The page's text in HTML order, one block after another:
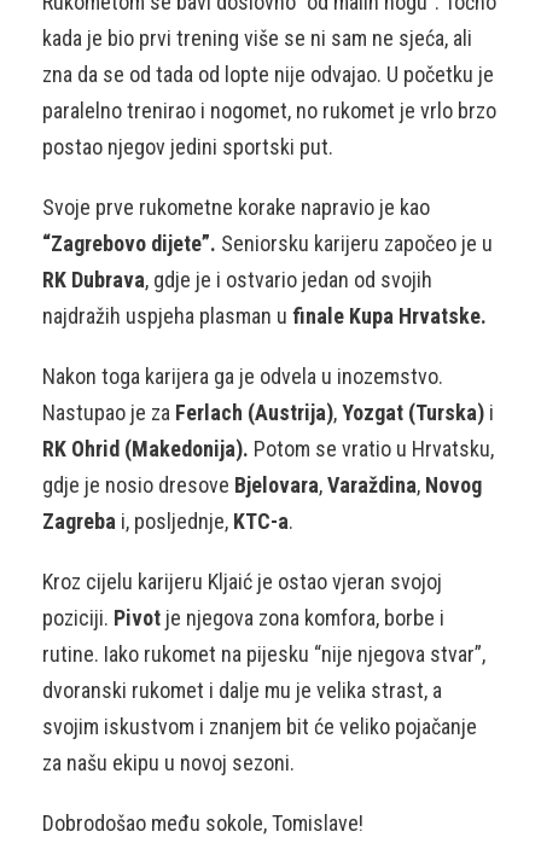
kada je bio prvi trening više se ni sam ne sjeća, ali
zna da se od tada od lopte nije odvajao. U početku je
paralelno trenirao i nogomet, no rukomet je vrlo brzo
postao njegov jedini sportski put.
Svoje prve rukometne korake napravio je kao
“Zagrebovo dijete”. Seniorsku karijeru započeo je u
RK Dubrava, gdje je i ostvario jedan od svojih
najdražih uspjeha plasman u finale Kupa Hrvatske.
Nakon toga karijera ga je odvela u inozemstvo.
Nastupao je za Ferlach (Austrija),Yozgat (Turska) i
RK Ohrid (Makedonija). Potom se vratio u Hrvatsku,
gdje je nosio dresove Bjelovara,Varaždina, Novog
Zagreba i, posljednje, KTC-a.
Kroz cijelu karijeru Kljaić je ostao vjeran svojoj
poziciji. Pivot je njegova zona komfora, borbe i
rutine. Iako rukomet na pijesku “nije njegova stvar”,
dvoranski rukomet i dalje mu je velika strast, a
svojim iskustvom i znanjem bit će veliko pojačanje
za našu ekipu u novoj sezoni.
Dobrodošao među sokole, Tomislave!